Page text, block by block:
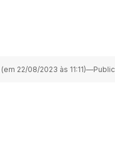
(em 22/08/2023 às 11:11)—